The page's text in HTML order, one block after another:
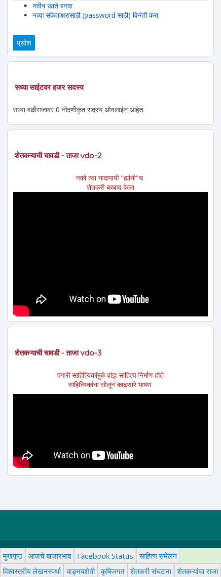
नवीन खाते बनवा
नव्या संकेताक्षरासाठी (password साठी) विनंती करा.
सध्या साईटवर हजर सदस्य
सध्या बळीराजावर 0 नोंदणीकृत सदस्य ऑनलाईन आहेत.
शेतकऱ्याची चावडी - ताजा vdo-2
नको त्या नादापायी "ह्यांनी"च
शेतकरी बरबाद केला
शेतकऱ्याची चावडी - ताजा vdo-3
पगारी साहित्यिकांमुळे वांझ साहित्य निर्माण होते
साहित्यिकांना सोलून काढणारे भाषण
मुखपृष्ठ आजचे बाजारभाव Facebook Status
साहित्य संमेलन
विश्वस्तरीय लेखनस्पर्धा वाङ्मयशेती कृषिजगत शेतकरी संघटना शेतकऱ्यांचा राजा